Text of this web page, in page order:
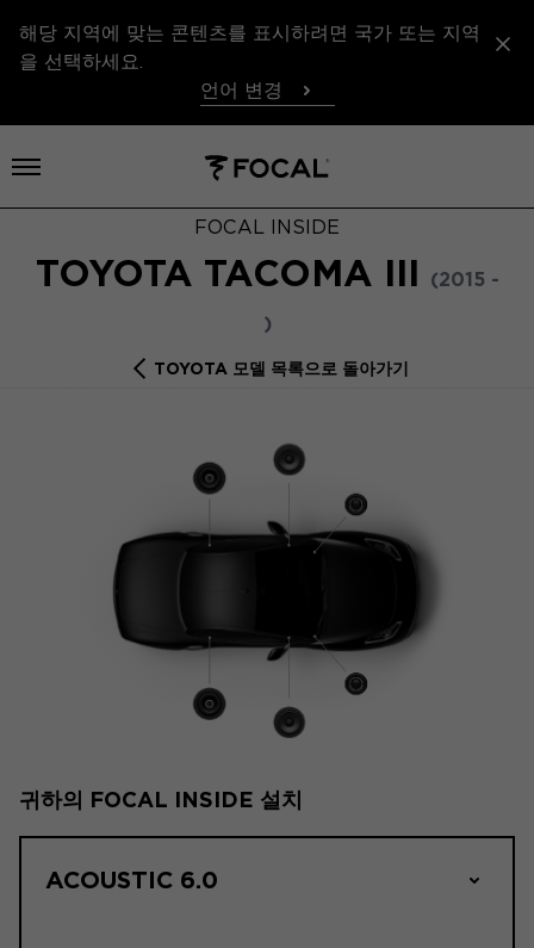
해당 지역에 맞는 콘텐츠를 표시하려면 국가 또는 지역
을 선택하세요.
언어 변경
메뉴 열기
FOCAL INSIDE
TOYOTA TACOMA III
(2015 -
)
TOYOTA 모델 목록으로 돌아가기
귀하의 FOCAL INSIDE 설치
ACOUSTIC 6.0